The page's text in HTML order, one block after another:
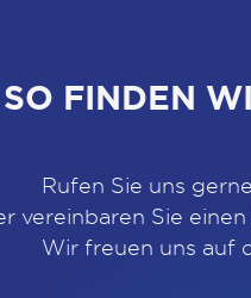
SO FINDEN
Rufen Sie uns
vereinbaren Sie
Wir freuen uns auf